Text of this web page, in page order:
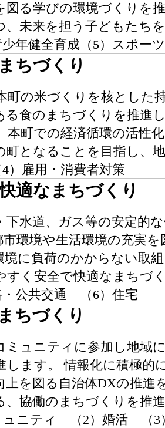
る学びの環境づくりを
、未来を担う子どもた
年健全育成（5）スポー
ちづくり
町の米づくりを核とした
食のまちづくりを推進
町での経済循環の活性
町となることを目指し、
雇用・消費者対策
適なまちづくり
下水道、ガス等の安定的
環境や生活環境の充実
に負荷のかからない取
すく安全で快適なまち
公共交通 （6）住宅
ちづくり
ュニティに参加し地域
ます。 情報化に積極
を図る自治体DXの推
協働のまちづくりを推
ュニティ （2）婚活 （